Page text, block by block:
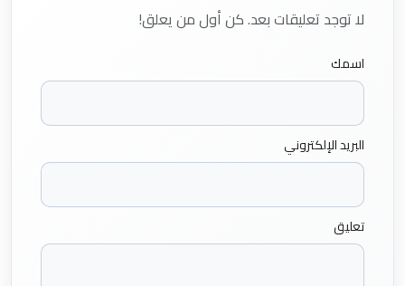
لا توجد تعليقات بعد. كن أول من يعلق!
اسمك
البريد الإلكتروني
تعليق